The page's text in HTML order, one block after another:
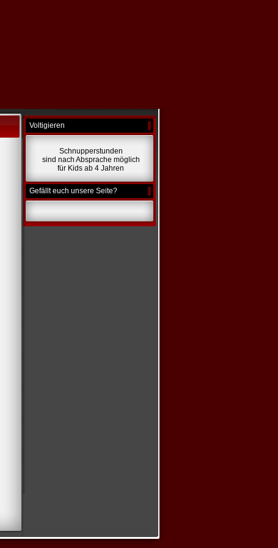
Voltigieren
Schnupperstunden
sind nach Absprache möglich
für Kids ab 4 Jahren
Gefällt euch unsere Seite?